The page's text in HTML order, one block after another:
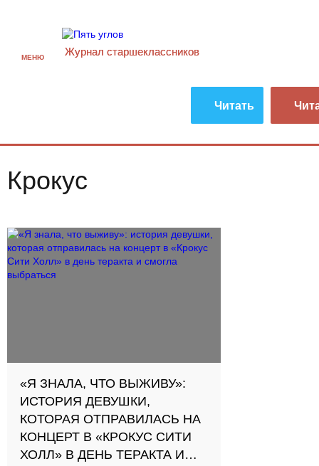
МЕНЮ Журнал старшекласcников
Читать
Крокус
«Я ЗНАЛА, ЧТО ВЫЖИВУ»:
ИСТОРИЯ ДЕВУШКИ,
КОТОРАЯ ОТПРАВИЛАСЬ НА
КОНЦЕРТ В «КРОКУС СИТИ
ХОЛЛ» В ДЕНЬ ТЕРАКТА И